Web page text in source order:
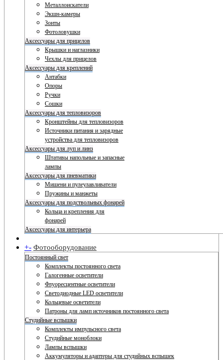
Металлоискатели
Экшн-камеры
Зонты
Фотоловушки
Аксессуары для прицелов
Крышки и наглазники
Чехлы для прицелов
Аксессуары для креплений
Антабки
Опоры
Ручки
Сошки
Аксессуары для тепловизоров
Кронштейны для тепловизоров
Источники питания и зарядные
устройства для тепловизоров
Аксессуары для луп и линз
Штативы напольные и запасные
лампы
Аксессуары для пневматики
Мишени и пулеулавливатели
Пружины и манжеты
Аксессуары для подствольных фонарей
Кольца и крепления для
фонарей
Аксессуары для интерьера
+- Фотооборудование
Постоянный свет
Комплекты постоянного света
Галогенные осветители
Флуоресцентные осветители
Светодиодные LED осветители
Кольцевые осветители
Патроны для ламп источников постоянного света
Студийные вспышки
Комплекты импульсного света
Студийные моноблоки
Лампы вспышки
Аккумуляторы и адаптеры для студийных вспышек